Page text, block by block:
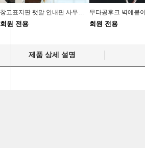
창고표지판 팻말 안내판 사무실 부서명 표찰
회원 전용
회원 전용
제품 상세 설명